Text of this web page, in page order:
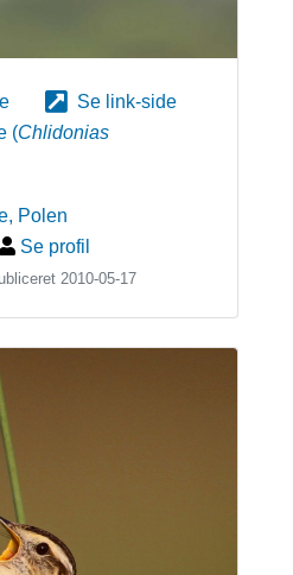
Se link-side
(Chlidonias
, Polen
Se profil
2010-05-17